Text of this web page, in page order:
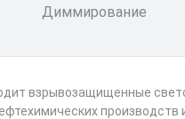
Диммирование
взрывозащищенные